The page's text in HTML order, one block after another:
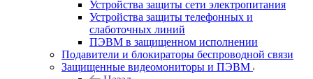
Устройства защиты сети электропитания
Устройства защиты телефонных и
слаботочных линий
ПЭВМ в защищенном исполнении
Подавители и блокираторы беспроводной связи
Защищенные видеомониторы и ПЭВМ